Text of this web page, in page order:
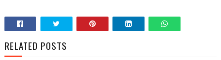
RELATED POSTS